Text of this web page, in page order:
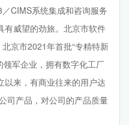
CIMS系统集成和咨询服务
有威望的劲旅。北京市软件
京市2021年首批“专精特新
领军企业，拥有数字化工厂
以来，有商业往来的用户达
司产品，对公司的产品质量